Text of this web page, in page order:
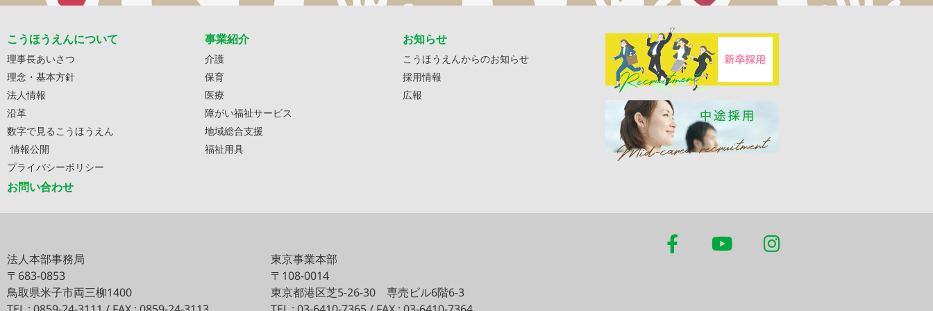
こうほうえんについて
理事長あいさつ
理念・基本方針
法人情報
沿革
数字で見るこうほうえん
情報公開
プライバシーポリシー
お問い合わせ
事業紹介
介護
保育
医療
障がい福祉サービス
地域総合支援
福祉用具
お知らせ
こうほうえんからのお知らせ
採用情報
広報
法人本部事務局
〒683-0853
鳥取県米子市両三柳1400
東京事業本部
〒108-0014
東京都港区芝5-26-30 専売ビル6階6-3